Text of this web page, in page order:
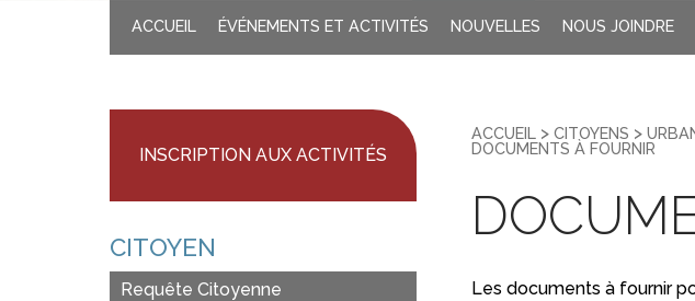
ACCUEIL ÉVÉNEMENTS ET ACTIVITÉS NOUVELLES NOUS JOINDRE
INSCRIPTION AUX ACTIVITÉS
CITOYEN
Requête Citoyenne
ACCUEIL > CITOYENS >
DOCUMENTS À FOURNIR
Les documents à fournir